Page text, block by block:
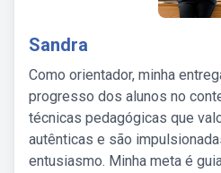
Sandra
Como orientador, minha
progresso dos alunos no
técnicas pedagógicas que
autênticas e são
entusiasmo. Minha meta é